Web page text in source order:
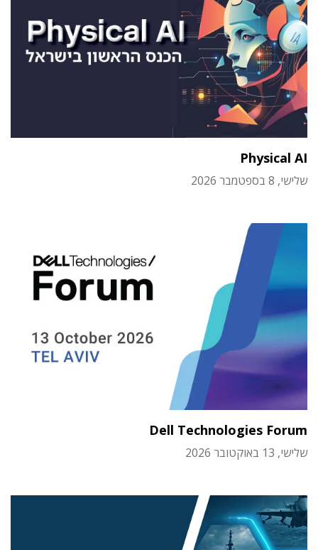
Physical AI
שלישי, 8 בספטמבר 2026
Dell Technologies Forum
שלישי, 13 באוקטובר 2026